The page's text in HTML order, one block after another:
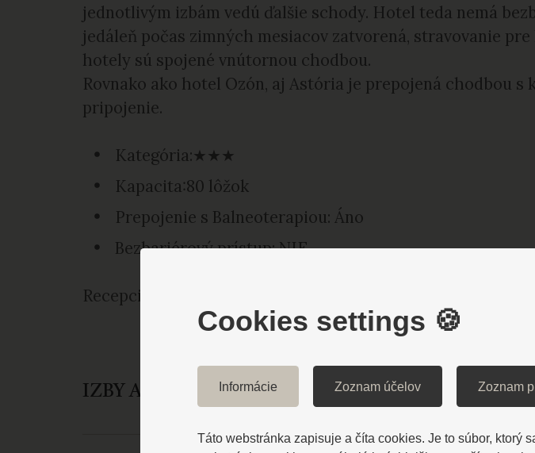
jednotlivým izbám vedú ďalšie schody. Hotel teda nemá
jedáleň počas zimných mesiacov zatvorená, stravovanie
hotely sú spojené vnútornou chodbou.
Rovnako ako hotel Ozón, aj Astória je prepojená chodbou
pripojenie.
Kategória:★★★
Kapacita:80 lôžok
Prepojenie s Balneoterapiou: Áno
Bezbariérový prístup: NIE
Recepcia: astoria
IZBY A VYBAVENIE
Cookies settings 🍪
Informácie Zoznam účelov Zoznam
Táto webstránka zapisuje a číta cookies. Je to súbor, ktorý